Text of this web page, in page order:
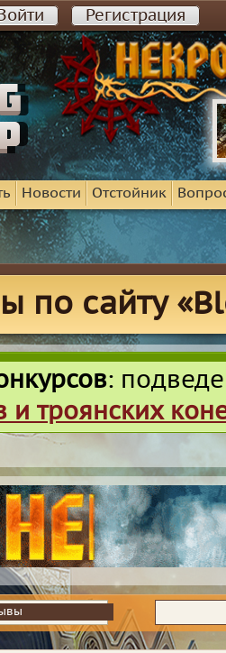
Регистрация
Новости Отстойник
по сайту
:
и троянских